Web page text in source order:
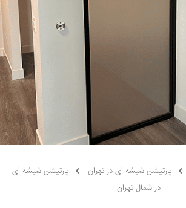
پارتیشن شیشه ای در تهران
پارتیشن شیشه ای
در شمال تهران